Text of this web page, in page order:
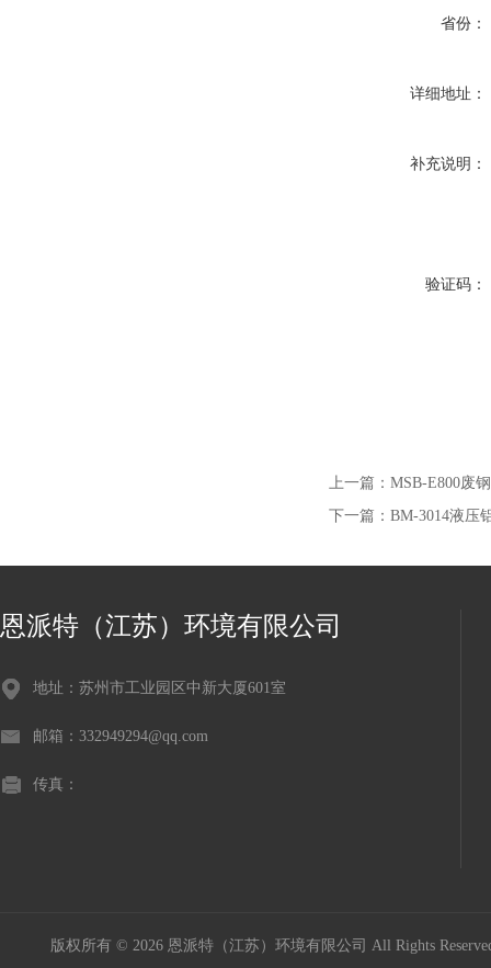
省份：
详细地址：
补充说明：
验证码：
上一篇： MSB-E800废
下一篇： BM-3014液压
恩派特（江苏）环境有限公司
地址：苏州市工业园区中新大厦601室
邮箱：332949294@qq.com
传真：
版权所有 © 2026 恩派特（江苏）环境有限公司 All Rights